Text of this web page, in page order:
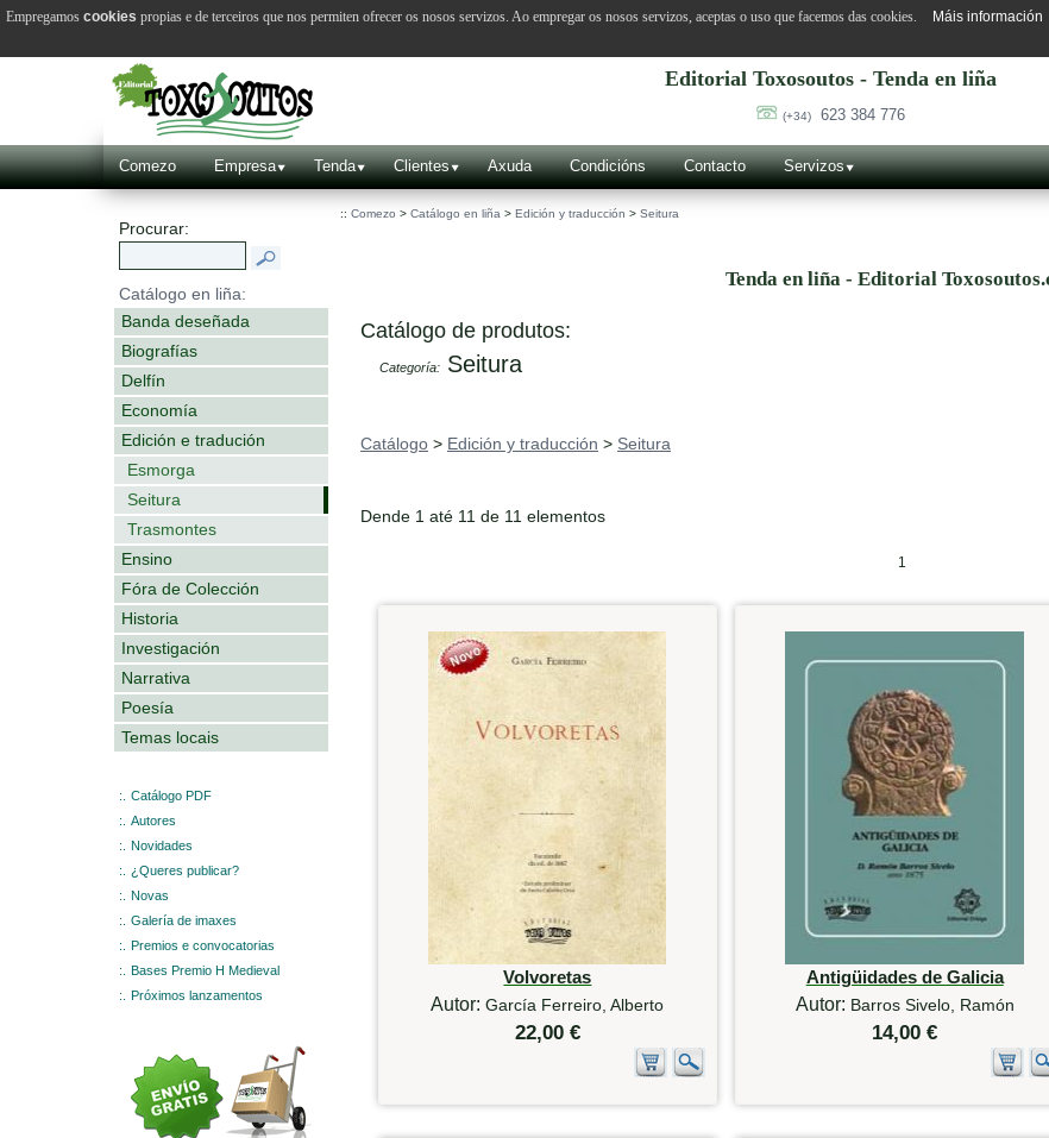
Editorial Toxosoutos - Tenda en liña
(+34) 623 384 776
Comezo Empresa Tenda Clientes Axuda Condicións Contacto Servizos
Procurar:
Catálogo en liña:
Banda deseñada
Biografías
Delfín
Economía
Edición e tradución
Esmorga
Seitura
Trasmontes
Ensino
Fóra de Colección
Historia
Investigación
Narrativa
Poesía
Temas locais
:.
Catálogo PDF
:.
Autores
:.
Novidades
:.
¿Queres publicar?
:.
Novas
:.
Galería de imaxes
:.
Premios e convocatorias
:.
Bases Premio H Medieval
:.
Próximos lanzamentos
:: Comezo > Catálogo en liña > Edición y traducción > Seitura
Tenda en liña - Editorial
Catálogo de produtos:
Categoría: Seitura
Catálogo > Edición y traducción > Seitura
Dende 1 até 11 de 11 elementos
1
Volvoretas
Autor:García Ferreiro, Alberto
22,00 €
Antigüidades de Galicia
Autor: Barros Sivelo, Ramón
14,00 €
Empregamos cookies propias e de terceiros que nos permiten ofrecer os nosos servizos. Ao empregar os nosos servizos, aceptas o uso que facemos das cookies. Máis información